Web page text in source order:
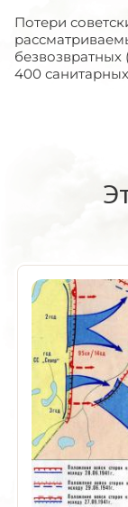
Потери
безвозвратных
400